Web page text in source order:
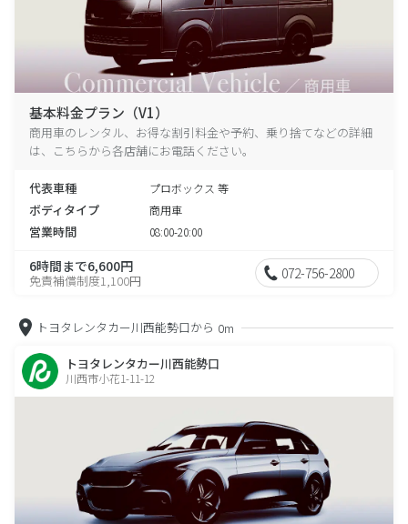
基本料金プラン（V1）
商用車のレンタル、お得な割引料金や予約、乗り捨てなどの詳細
は、こちらから各店舗にお電話ください。
代表車種 プロボックス 等
ボディタイプ 商用車
営業時間 08:00-20:00
6時間まで6,600円
免責補償制度1,100円 072-756-2800
トヨタレンタカー川西能勢口から 0m
トヨタレンタカー川西能勢口
川西市小花1-11-12